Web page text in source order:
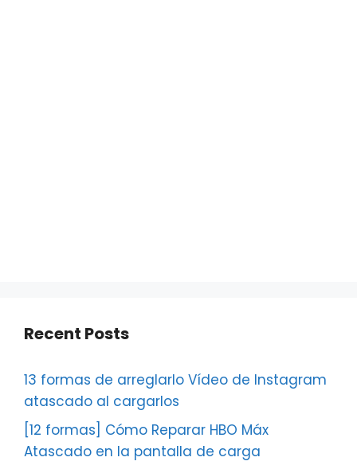
Recent Posts
13 formas de arreglarlo Vídeo de Instagram
atascado al cargarlos
[12 formas] Cómo Reparar HBO Máx
Atascado en la pantalla de carga